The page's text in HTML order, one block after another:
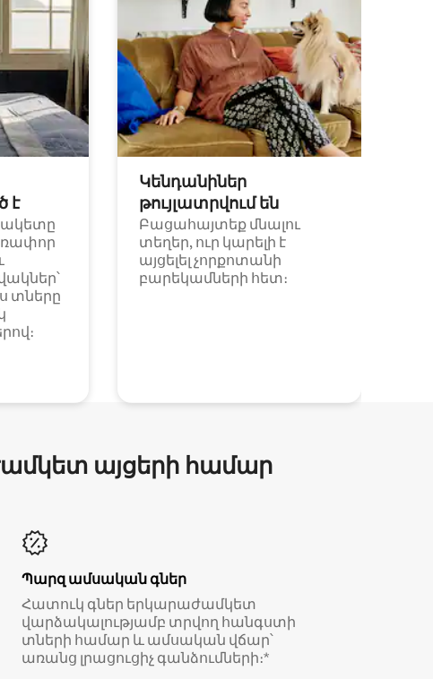
է
տները
Կենդանիներ
թույլատրվում են
Բացահայտեք մնալու
տեղեր, ուր կարելի է
այցելել չորքոտանի
բարեկամների հետ։
այցերի համար
Պարզ ամսական գներ
Հատուկ գներ երկարաժամկետ
վարձակալությամբ տրվող հանգստի
տների համար և ամսական վճար՝
առանց լրացուցիչ գանձումների։*